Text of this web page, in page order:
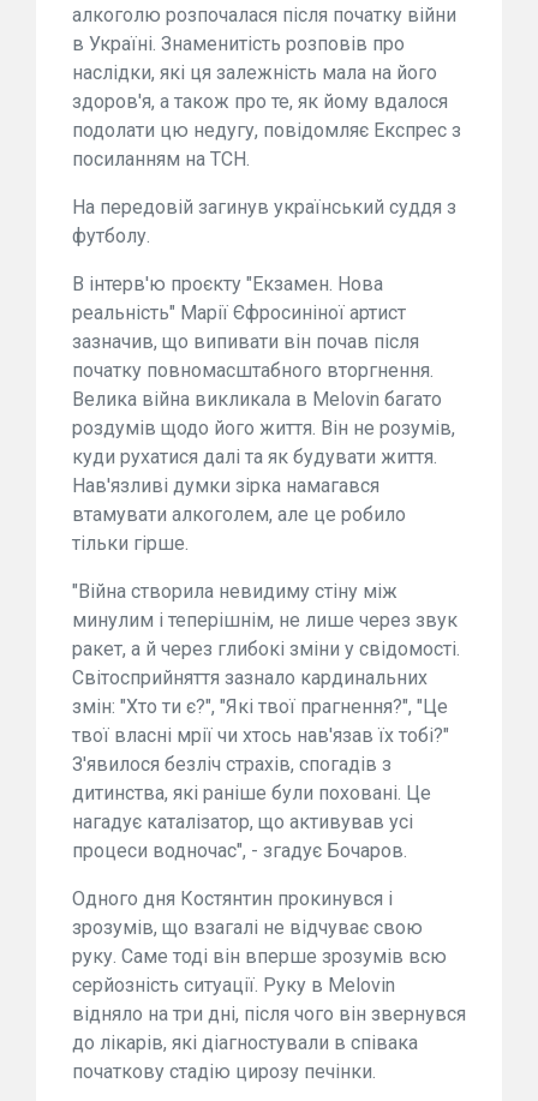
алкоголю розпочалася після початку війни
в Україні. Знаменитість розповів про
наслідки, які ця залежність мала на його
здоров'я, а також про те, як йому вдалося
подолати цю недугу, повідомляє Експрес з
посиланням на ТСН.
На передовій загинув український суддя з
футболу.
В інтерв'ю проєкту "Екзамен. Нова
реальність" Марії Єфросиніної артист
зазначив, що випивати він почав після
початку повномасштабного вторгнення.
Велика війна викликала в Melovin багато
роздумів щодо його життя. Він не розумів,
куди рухатися далі та як будувати життя.
Нав'язливі думки зірка намагався
втамувати алкоголем, але це робило
тільки гірше.
"Війна створила невидиму стіну між
минулим і теперішнім, не лише через звук
ракет, а й через глибокі зміни у свідомості.
Світосприйняття зазнало кардинальних
змін: "Хто ти є?", "Які твої прагнення?", "Це
твої власні мрії чи хтось нав'язав їх тобі?"
З'явилося безліч страхів, спогадів з
дитинства, які раніше були поховані. Це
нагадує каталізатор, що активував усі
процеси водночас", - згадує Бочаров.
Одного дня Костянтин прокинувся і
зрозумів, що взагалі не відчуває свою
руку. Саме тоді він вперше зрозумів всю
серйозність ситуації. Руку в Melovin
відняло на три дні, після чого він звернувся
до лікарів, які діагностували в співака
початкову стадію цирозу печінки.